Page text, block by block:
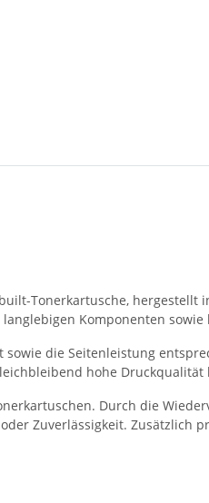
Tonerkartusche,
Komponenten
die Seitenleistung
hohe Druckqualität
Durch die
Zuverlässigkeit. Zusätzlich